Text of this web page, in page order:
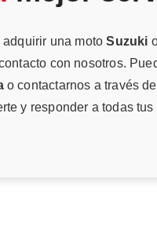
adquirir una motoSuzuki
con nosotros.
o contactarnos a través
y responder a todas